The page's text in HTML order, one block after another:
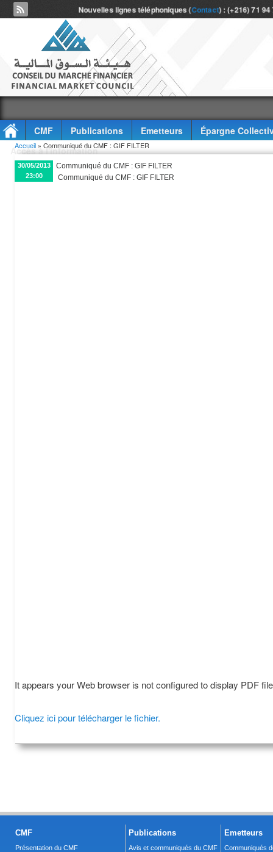
Nouvelles lignes téléphoniques (Contact) : (+216) 71
CMF Publications Emetteurs
Épargne
Accès à l'information
Vous êtes ici
Accueil » Communiqué du CMF : GIF FILTER
30/05/2013
23:00
Communiqué du CMF : GIF FILTER
Communiqué du CMF : GIF FILTER
It appears your Web browser is not configured to display PDF
Cliquez ici pour télécharger le fichier.
CMF
Présentation du CMF
Publications
Avis et communiqués du CMF
Emetteurs
Communiqués